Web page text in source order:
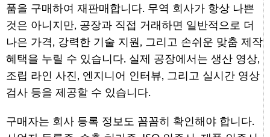
품을 구매하여 재판매합니다. 무역 회사가 항상 나쁜
것은 아니지만, 공장과 직접 거래하면 일반적으로 더
나은 가격, 강력한 기술 지원, 그리고 손쉬운 맞춤 제작
혜택을 누릴 수 있습니다. 실제 공장에서는 생산 영상,
조립 라인 사진, 엔지니어 인터뷰, 그리고 실시간 영상
검사 등을 제공할 수 있습니다.
구매자는 회사 등록 정보도 꼼꼼히 확인해야 합니다.